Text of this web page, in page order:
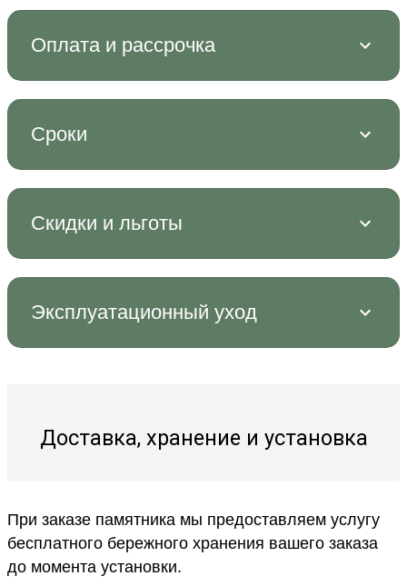
Оплата и рассрочка
Сроки
Скидки и льготы
Эксплуатационный уход
Доставка, хранение и установка
При заказе памятника мы предоставляем услугу
бесплатного бережного хранения вашего заказа
до момента установки.